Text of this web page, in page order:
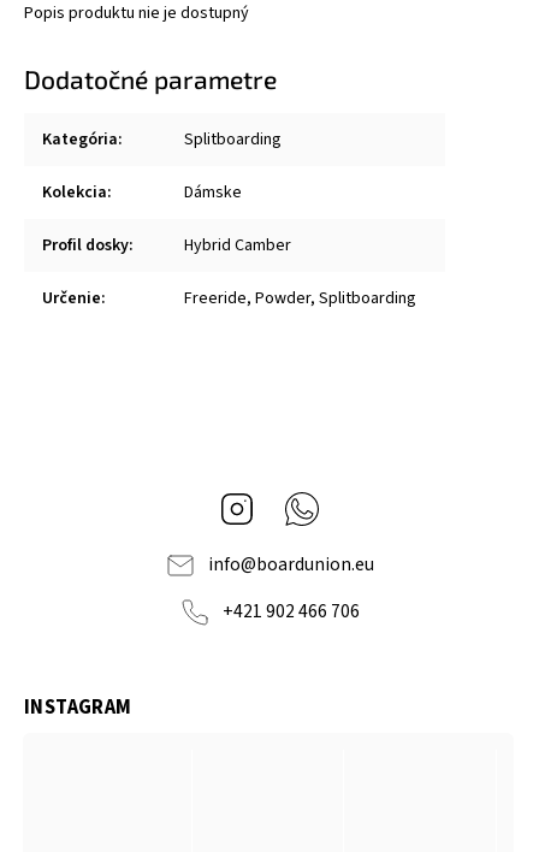
Popis produktu nie je dostupný
Dodatočné parametre
Kategória: Splitboarding
Kolekcia: Dámske
Profil dosky: Hybrid Camber
Určenie: Freeride, Powder, Splitboarding
Instagram
info@boardunion.eu
+421 902 466 706
INSTAGRAM